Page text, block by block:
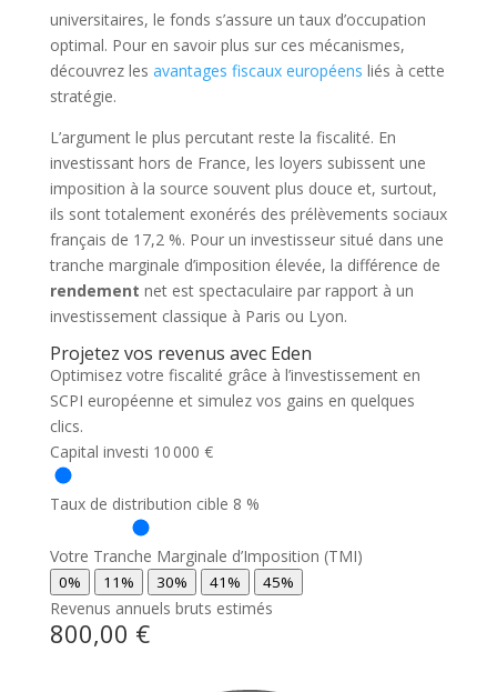
universitaires, le fonds s’assure un taux d’occupation
optimal. Pour en savoir plus sur ces mécanismes,
découvrez les avantages fiscaux européens liés à cette
stratégie.
L’argument le plus percutant reste la fiscalité. En
investissant hors de France, les loyers subissent une
imposition à la source souvent plus douce et, surtout,
ils sont totalement exonérés des prélèvements sociaux
français de 17,2 %. Pour un investisseur situé dans une
tranche marginale d’imposition élevée, la différence de
rendement net est spectaculaire par rapport à un
investissement classique à Paris ou Lyon.
Projetez vos revenus avec Eden
Optimisez votre fiscalité grâce à l’investissement en
SCPI européenne et simulez vos gains en quelques
clics.
Capital investi 10 000 €
Taux de distribution cible 8 %
Votre Tranche Marginale d’Imposition (TMI)
0% 11% 30% 41% 45%
Revenus annuels bruts estimés
800,00 €